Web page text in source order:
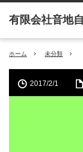
ホーム 未分類
2017/2/1